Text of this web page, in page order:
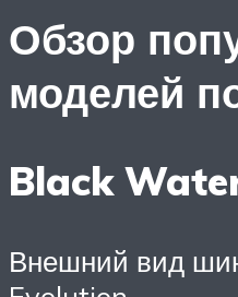
Обзор
моделей
Black
Внешний вид